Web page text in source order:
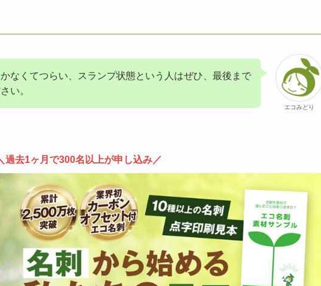
エコみどり
なくてつらい、スランプ状態という人はぜひ、最後まで
い。
過去1ヶ月で300名以上が申し込み／